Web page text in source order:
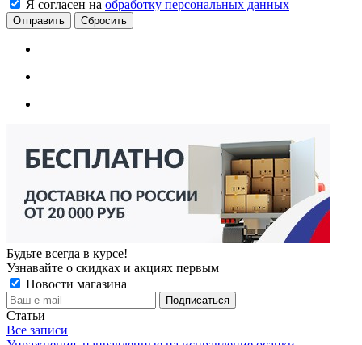
Я согласен на обработку персональных данных
Сбросить
Будьте всегда в курсе!
Узнавайте о скидках и акциях первым
Новости магазина
Статьи
Все записи